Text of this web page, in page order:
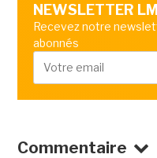
NEWSLETTER LMI
Recevez notre
abonnés
Commentaire